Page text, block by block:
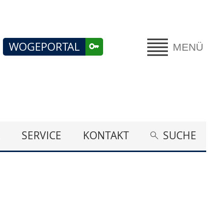
MENÜ
WOGEPORTAL
SERVICE KONTAKT SUCHE